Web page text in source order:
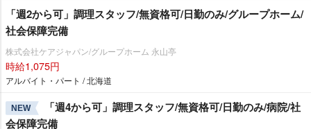
「週2から可」調理スタッフ/無資格可/日勤のみ/グループホーム/
社会保障完備
株式会社ケアジャパン/グループホーム 永山亭
時給1,075円
アルバイト・パート / 北海道
NEW
「週4から可」調理スタッフ/無資格可/日勤のみ/病院/社
会保障完備